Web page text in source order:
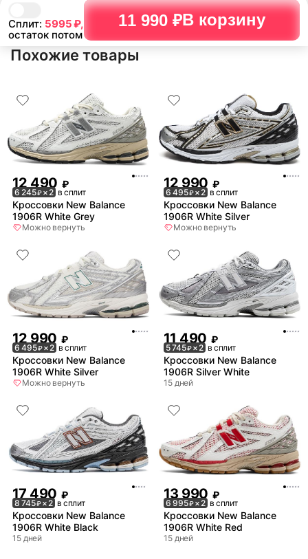
Сплит: 5995₽,
остаток потом
11 990 ₽В корзину
Похожие товары
12 490 ₽
6 245₽× 2 в сплит
Кроссовки New Balance
1906R White Grey
Можно вернуть
12 990 ₽
6 495₽× 2 в сплит
Кроссовки New Balance
1906R White Silver
Можно вернуть
12 990 ₽
6 495₽× 2 в сплит
Кроссовки New Balance
1906R White Silver
Можно вернуть
11 490 ₽
5 745₽× 2 в сплит
Кроссовки New Balance
1906R Silver White
15 дней
17 490 ₽
8 745₽× 2 в сплит
Кроссовки New Balance
1906R White Black
15 дней
13 990 ₽
6 995₽× 2 в сплит
Кроссовки New Balance
1906R White Red
15 дней